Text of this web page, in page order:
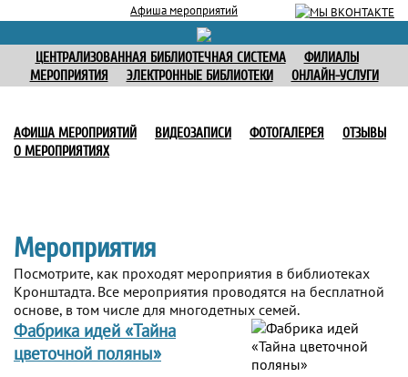
Афиша мероприятий
ЦЕНТРАЛИЗОВАННАЯ БИБЛИОТЕЧНАЯ СИСТЕМА
ФИЛИАЛЫ
МЕРОПРИЯТИЯ
ЭЛЕКТРОННЫЕ БИБЛИОТЕКИ ОНЛАЙН-УСЛУГИ
АФИША МЕРОПРИЯТИЙ ВИДЕОЗАПИСИ ФОТОГАЛЕРЕЯ
ОТЗЫВЫ
О МЕРОПРИЯТИЯХ
Мероприятия
Посмотрите, как проходят мероприятия в библиотеках
Кронштадта. Все мероприятия проводятся на бесплатной
основе, в том числе для многодетных семей.
Фабрика идей «Тайна
цветочной поляны»